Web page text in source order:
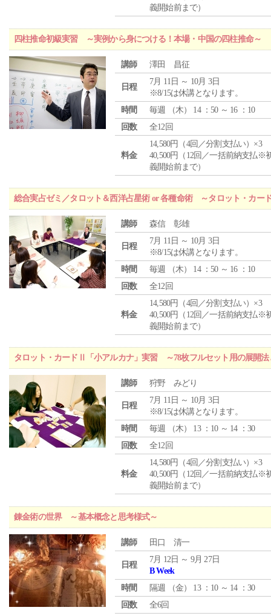
義開始前まで）
四柱推命初級実習 ～実例から身につける！本場・中国の四柱推命～
講師 澤田 昌征
日程
7月 11日 ～ 10月 3日
※8/15は休講となります。
時間
毎週 （木） 14 ：50 ～ 16 ：10
回数
全12回
料金
14,580円（4回／分割支払い）×3
40,500円（12回／一括前納支払※
義開始前まで）
総合実占ゼミ／タロット＆西洋占星術 or 各種命術 ～タロット・カー
講師 森信 彰雄
日程
7月 11日 ～ 10月 3日
※8/15は休講となります。
時間
毎週 （木） 14 ：50 ～ 16 ：10
回数
全12回
料金
14,580円（4回／分割支払い）×3
40,500円（12回／一括前納支払※
義開始前まで）
タロット・カードⅡ「小アルカナ」実習 ～78枚フルセット用の展開法
講師 狩野 みどり
日程
7月 11日 ～ 10月 3日
※8/15は休講となります。
時間
毎週 （木） 13 ：10 ～ 14 ：30
回数
全12回
料金
14,580円（4回／分割支払い）×3
40,500円（12回／一括前納支払※
義開始前まで）
錬金術の世界 ～基本概念と思考様式～
講師 田口 清一
日程
7月 12日 ～ 9月 27日
B Week
時間
隔週 （金） 13 ：10 ～ 14 ：30
回数
全6回